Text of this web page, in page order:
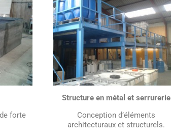
forte
Structure en métal et serrurerie
Conception d’éléments
architecturaux et structurels.